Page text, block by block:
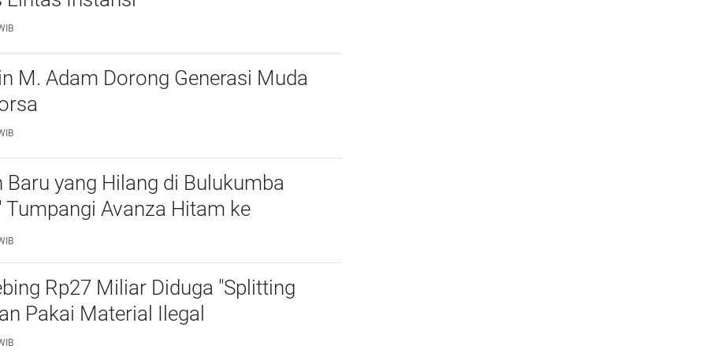
M. Adam Dorong Generasi Muda
Baru yang Hilang di Bulukumba
Tumpangi Avanza Hitam ke
Rp27 Miliar Diduga "Splitting
Pakai Material Ilegal